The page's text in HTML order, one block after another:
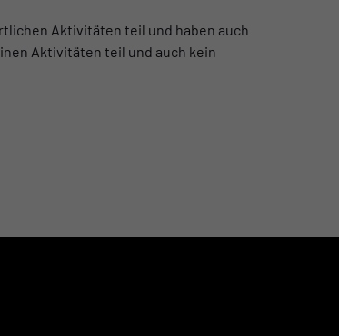
Aktivitäten teil und haben auch
Aktivitäten teil und auch kein